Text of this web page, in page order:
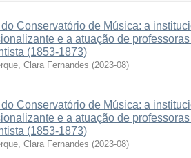
Conservatório de Música: a
e a atuação de
(1853-1873)
Clara Fernandes (2023-08)
Conservatório de Música: a
e a atuação de
(1853-1873)
Clara Fernandes (2023-08)